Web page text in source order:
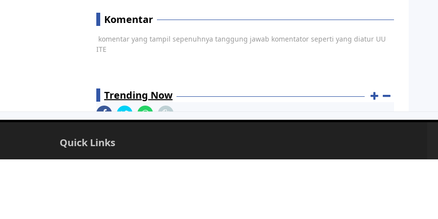
Komentar
komentar yang tampil sepenuhnya tanggung jawab komentator seperti yang diatur UU
ITE
Trending Now
Quick Links